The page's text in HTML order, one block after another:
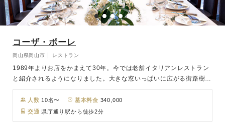
コーザ・ボーレ
岡山県岡山市 │ レストラン
1989年よりお店をかまえて30年。今では老舗イタリアンレストラン
と紹介されるようになりました。大きな窓いっぱいに広がる街路樹を
眺めながら、ゆったりと落ち着いた雰囲気でお料理を召し上がって頂
けます。 北イタリアの洗練された雰囲気が魅力的な店内は、最大50
名様までご利用可能です。
人数 10名〜 基本料金 340,000
交通 県庁通り駅から徒歩2分